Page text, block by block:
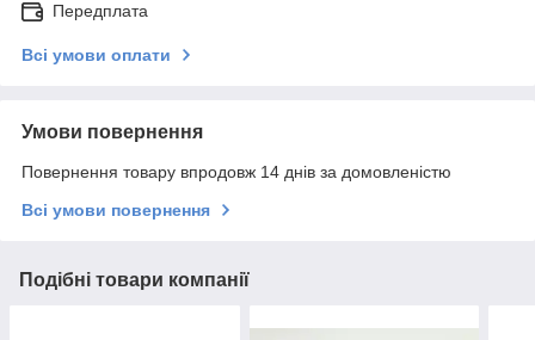
Передплата
Всі умови оплати
Умови повернення
Повернення товару впродовж 14 днів за домовленістю
Всі умови повернення
Подібні товари компанії